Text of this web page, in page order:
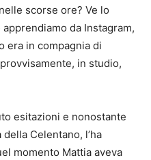
scorse ore? Ve lo
da Instagram,
era in compagnia di
in studio,
esitazioni e nonostante
Celentano, l’ha
momento Mattia aveva